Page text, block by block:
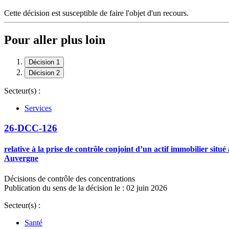
Cette décision est susceptible de faire l'objet d'un recours.
Pour aller plus loin
Décision 1
Décision 2
Secteur(s) :
Services
26-DCC-126
relative à la prise de contrôle conjoint d’un actif immobilier situé
Auvergne
Décisions de contrôle des concentrations
Publication du sens de la décision le : 02 juin 2026
Secteur(s) :
Santé